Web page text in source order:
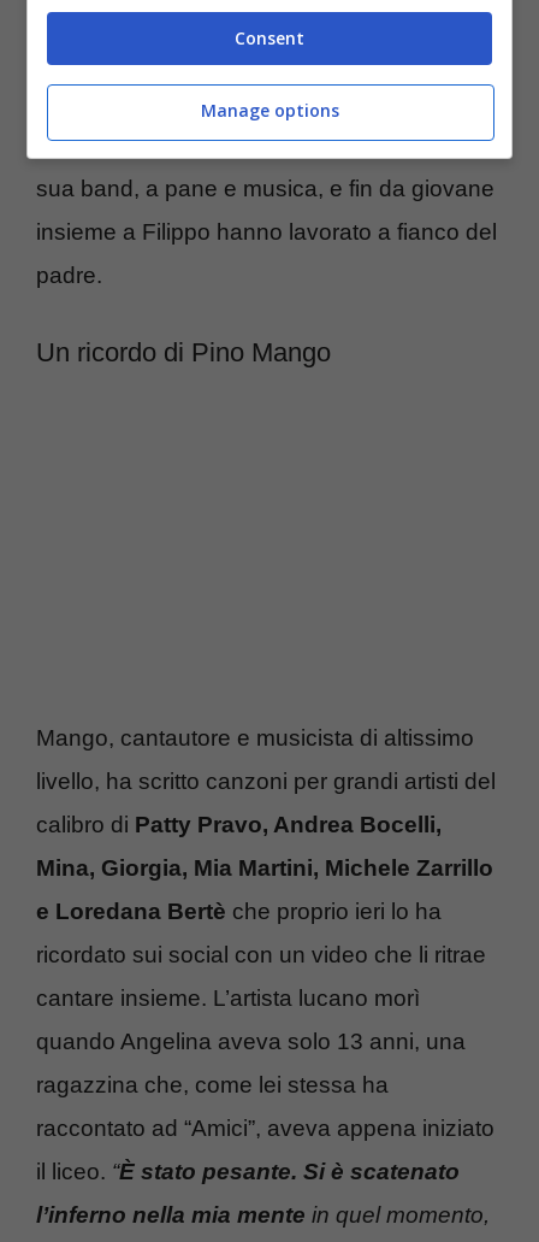
musica. Un risultato che certamente avrà
dedicato al suo papà che dal cielo sarà fiero
di lei. La cantante è cresciuta insieme al
fratello Filippo, batterista e componente della
sua band, a pane e musica, e fin da giovane
insieme a Filippo hanno lavorato a fianco del
padre.
Un ricordo di Pino Mango
Mango, cantautore e musicista di altissimo
livello, ha scritto canzoni per grandi artisti del
calibro di Patty Pravo, Andrea Bocelli,
Mina, Giorgia, Mia Martini, Michele Zarrillo
e Loredana Bertè che proprio ieri lo ha
ricordato sui social con un video che li ritrae
cantare insieme. L’artista lucano morì
quando Angelina aveva solo 13 anni, una
ragazzina che, come lei stessa ha
raccontato ad “Amici”, aveva appena iniziato
il liceo. “È stato pesante. Si è scatenato
l’inferno nella mia mente in quel momento,
Consent
Manage options